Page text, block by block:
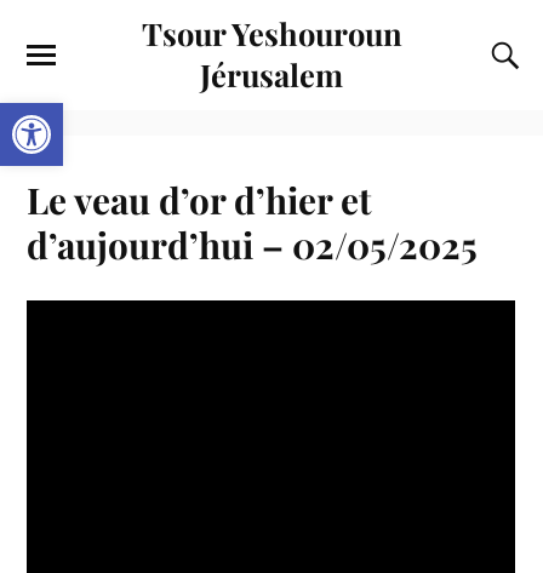
Ouvrir la barre d’outils
Tsour Yeshouroun
Jérusalem
Le veau d’or d’hier et
d’aujourd’hui – 02/05/2025